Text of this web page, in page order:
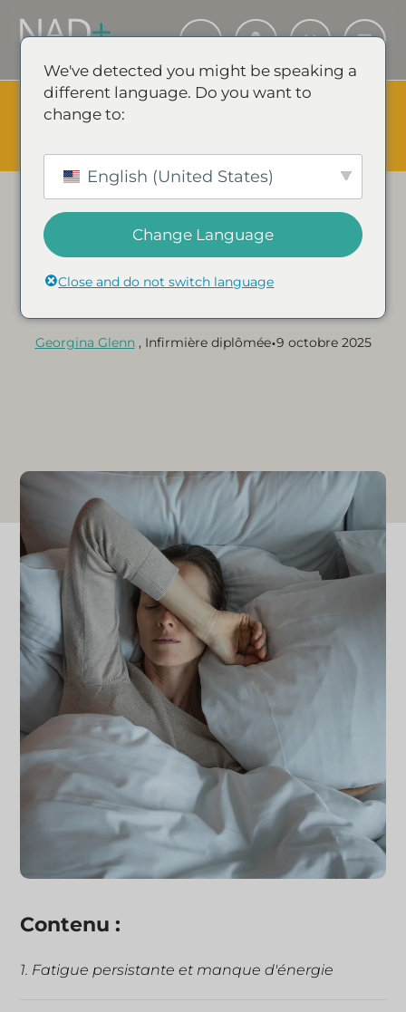
The Summer Sale is Live. Save up to 45% - Try for less or
Catégorie : GUIDES ET ARTICLES SUR LE NAD+
7 symptômes courants
d'une carence en NAD
Georgina Glenn, Infirmière diplômée•9 octobre 2025
Contenu :
1. Fatigue persistante et manque d'énergie
We've detected you might be speaking a
different language. Do you want to
change to:
English (United States)
Change Language
Close and do not switch language